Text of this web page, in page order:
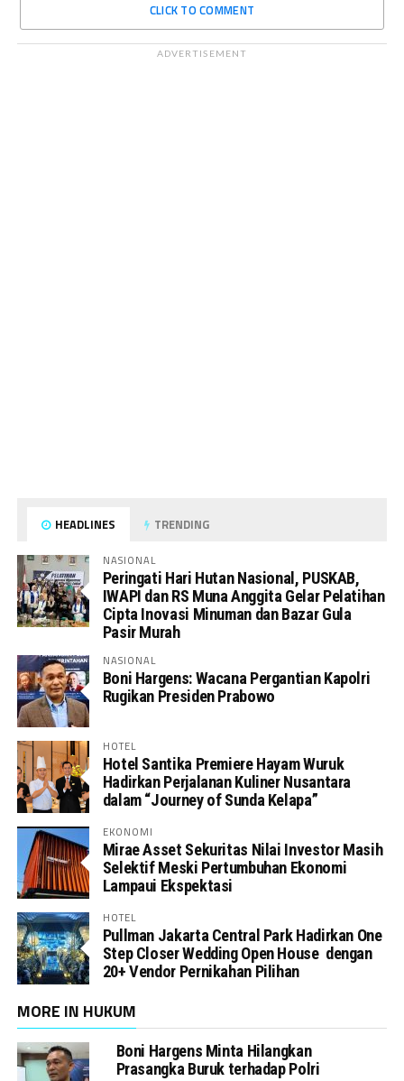
CLICK TO COMMENT
ADVERTISEMENT
HEADLINES TRENDING
NASIONAL
Peringati Hari Hutan Nasional, PUSKAB,
IWAPI dan RS Muna Anggita Gelar Pelatihan
Cipta Inovasi Minuman dan Bazar Gula
Pasir Murah
NASIONAL
Boni Hargens: Wacana Pergantian Kapolri
Rugikan Presiden Prabowo
HOTEL
Hotel Santika Premiere Hayam Wuruk
Hadirkan Perjalanan Kuliner Nusantara
dalam “Journey of Sunda Kelapa”
EKONOMI
Mirae Asset Sekuritas Nilai Investor Masih
Selektif Meski Pertumbuhan Ekonomi
Lampaui Ekspektasi
HOTEL
Pullman Jakarta Central Park Hadirkan One
Step Closer Wedding Open House dengan
20+ Vendor Pernikahan Pilihan
MORE IN HUKUM
Boni Hargens Minta Hilangkan
Prasangka Buruk terhadap Polri